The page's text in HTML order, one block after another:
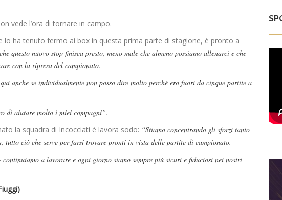
vede l’ora di tornare in campo.
lo ha tenuto fermo ai box in questa prima parte di stagione, è pronto a
questo nuovo stop finisca presto, meno male che almeno possiamo allenarci e che
con la ripresa del campionato.
anche se individualmente non posso dire molto perché ero fuori da cinque partite a
di aiutare molto i miei compagni”.
la squadra di Incocciati è lavora sodo: “Stiamo concentrando gli sforzi tanto
tutto ciò che serve per farsi trovare pronti in vista delle partite di campionato.
continuiamo a lavorare e ogni giorno siamo sempre più sicuri e fiduciosi nei nostri